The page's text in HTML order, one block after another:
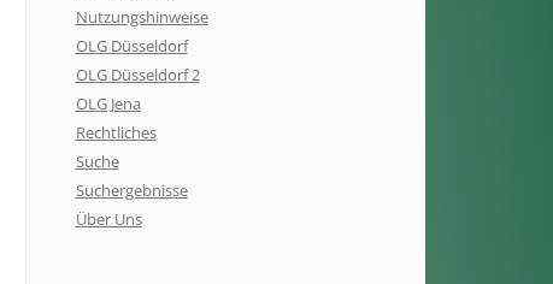
Nutzungshinweise
OLG Düsseldorf
OLG Düsseldorf 2
OLG Jena
Rechtliches
Suche
Suchergebnisse
Über Uns